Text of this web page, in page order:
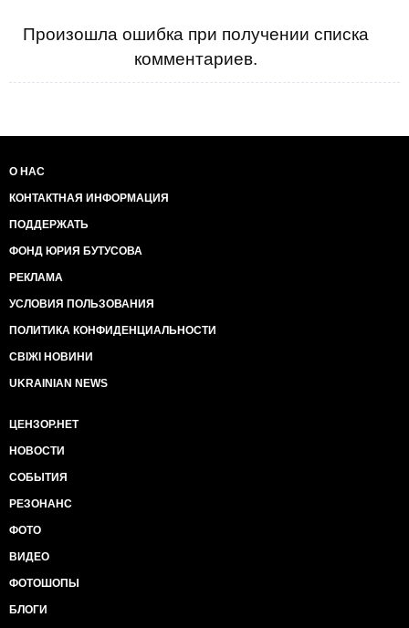
Произошла ошибка при получении списка
комментариев.
О НАС
КОНТАКТНАЯ ИНФОРМАЦИЯ
ПОДДЕРЖАТЬ
ФОНД ЮРИЯ БУТУСОВА
РЕКЛАМА
УСЛОВИЯ ПОЛЬЗОВАНИЯ
ПОЛИТИКА КОНФИДЕНЦИАЛЬНОСТИ
СВІЖІ НОВИНИ
UKRAINIAN NEWS
ЦЕНЗОР.НЕТ
НОВОСТИ
СОБЫТИЯ
РЕЗОНАНС
ФОТО
ВИДЕО
ФОТОШОПЫ
БЛОГИ